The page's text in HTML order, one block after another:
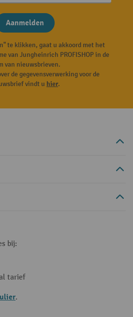
Aanmelden
te klikken, gaat u akkoord met het
van Jungheinrich PROFISHOP in de
van nieuwsbrieven.
de gegevensverwerking voor de
vindt u hier.
bij:
tarief
.